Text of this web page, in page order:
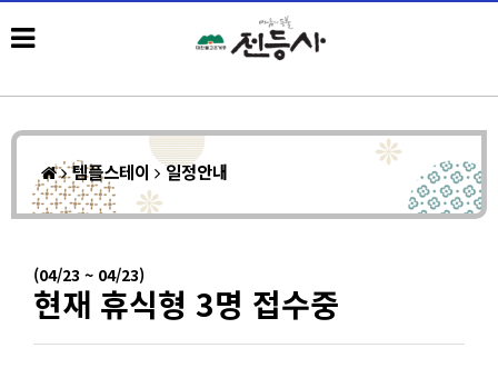
템플스테이 일정안내
(04/23 ~ 04/23)
현재 휴식형 3명 접수중